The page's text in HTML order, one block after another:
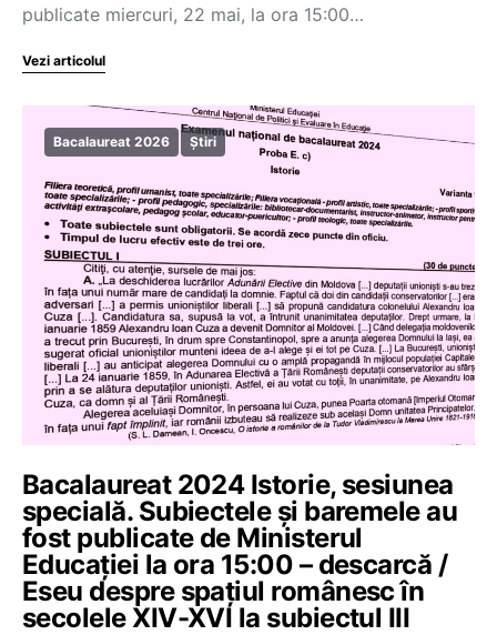
publicate miercuri, 22 mai, la ora 15:00…
Vezi articolul
Bacalaureat 2026 Știri
Bacalaureat 2024 Istorie, sesiunea
specială. Subiectele și baremele au
fost publicate de Ministerul
Educației la ora 15:00 – descarcă /
Eseu despre spațiul românesc în
secolele XIV-XVI la subiectul III